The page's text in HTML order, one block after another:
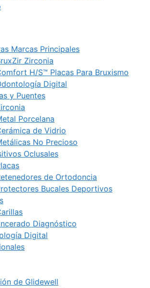
Marcas Principales
Zirconia
H/S™ Placas Para Bruxismo
Digital
y Puentes
Porcelana
de Vidrio
No Precioso
Oclusales
de Ortodoncia
Bucales Deportivos
Diagnóstico
Digital
de Glidewell